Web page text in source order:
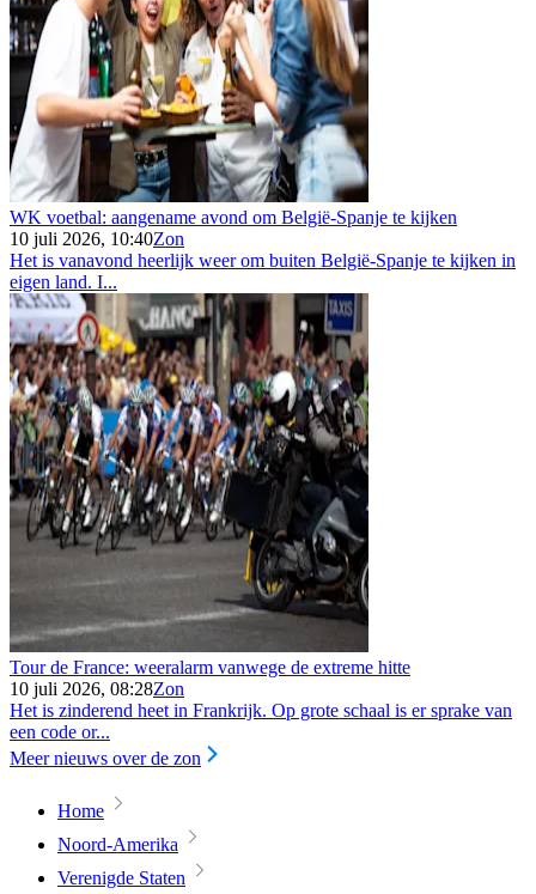
WK voetbal: aangename avond om België-Spanje te kijken
10 juli 2026, 10:40Zon
Het is vanavond heerlijk weer om buiten België-Spanje te kijken in
eigen land. I...
Tour de France: weeralarm vanwege de extreme hitte
10 juli 2026, 08:28Zon
Het is zinderend heet in Frankrijk. Op grote schaal is er sprake van
een code or...
Meer nieuws over de zon
Home
Noord-Amerika
Verenigde Staten